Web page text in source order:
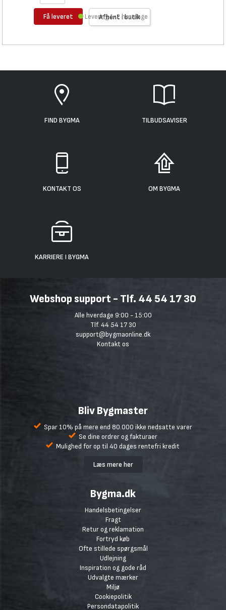
Få leveret Afhent i butik
Levering 1-2 hverdage
FIND BYGMA TILBUDSAVISER
KONTAKT OS OM BYGMA
KARRIERE I BYGMA
Webshop support - Tlf. 44 54 17 30
Alle hverdage 9:00 - 15:00
Tlf. 44 54 17 30
support@bygmaonline.dk
Kontakt os
Bliv Bygmaster
Spar 10% på mere end 80.000 ikke nedsatte varer
Se dine ordrer og fakturaer
Mulighed for op til 40 dages rentefri kredit
Læs mere her
Bygma.dk
Handelsbetingelser
Fragt
Retur og reklamation
Fortryd køb
Ofte stillede spørgsmål
Udlejning
Inspiration og gode råd
Udvalgte mærker
Miljø
Cookiepolitik
Persondatapolitik